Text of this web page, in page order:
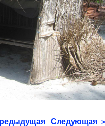
Следующая >